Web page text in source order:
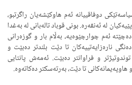
دوفاقییانە ئەم هاوکێشەیان راگرتبو،
لە ئەنقەرە. بونی قوباد تالەبانی لە بەغدا
ئەم چوارچێوەیە، بەڵام بار و گوزەرانی
نارەزایەتییەکان تا دێت بلندتر دەبێت و
و فراوانتر دەبێت. ئەمەش پانتایی
تا دێت، بەرتەسکتر دەکاتەوە.